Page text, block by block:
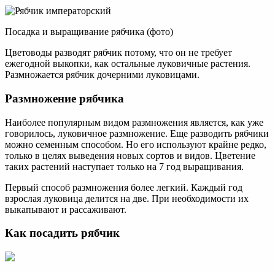
Посадка и выращивание рябчика (фото)
Цветоводы разводят рябчик потому, что он не требует
ежегодной выкопки, как остальные луковичные растения.
Размножается рябчик дочерними луковицами.
Размножение рябчика
Наиболее популярным видом размножения является, как уже
говорилось, луковичное размножение. Еще разводить рябчики
можно семенным способом. Но его используют крайне редко,
только в целях выведения новых сортов и видов. Цветение
таких растений наступает только на 7 год выращивания.
Первый способ размножения более легкий. Каждый год
взрослая луковица делится на две. При необходимости их
выкапывают и рассаживают.
Как посадить рябчик